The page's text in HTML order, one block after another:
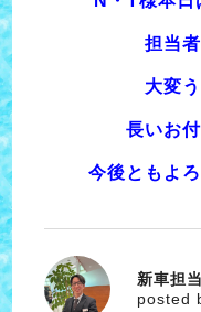
担当
大変
長いお
今後ともよ
だいとく
新車担当
posted